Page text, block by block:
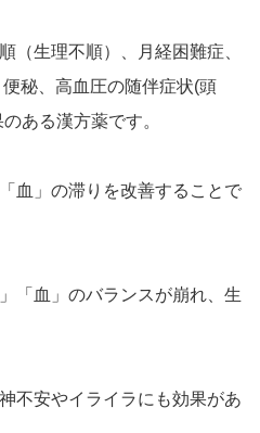
（生理不順）、月経困難症、
秘、高血圧の随伴症状(頭
ある漢方薬です。
血」の滞りを改善することで
「血」のバランスが崩れ、生
不安やイライラにも効果があ